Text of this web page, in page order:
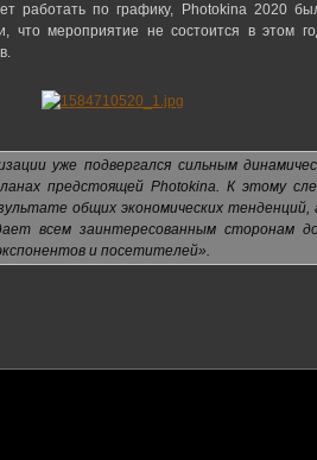
работать по графику, Photokina 2020
что мероприятие не состоится в этом
уже подвергался сильным
предстоящей Photokina. К этому
общих экономических
всем заинтересованным сторонам
и посетителей».